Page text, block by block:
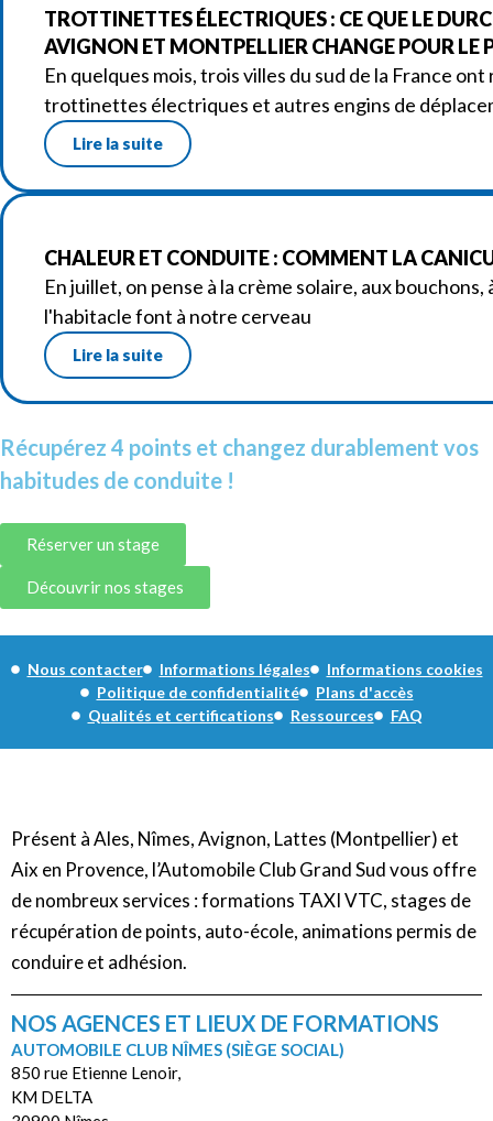
TROTTINETTES ÉLECTRIQUES : CE QUE LE
AVIGNON ET MONTPELLIER CHANGE POUR LE
En quelques mois, trois villes du sud de la France
trottinettes électriques et autres engins de
Lire la suite
CHALEUR ET CONDUITE : COMMENT LA
En juillet, on pense à la crème solaire, aux
l'habitacle font à notre cerveau
Lire la suite
Récupérez 4 points et changez durablement vos
habitudes de conduite !
Réserver un stage
Découvrir nos stages
Nous contacter Informations légales
Informations cookies
Politique de confidentialité
Plans d'accès
Qualités et certifications
Ressources FAQ
Présent à Ales, Nîmes, Avignon, Lattes (Montpellier) et
Aix en Provence, l’Automobile Club Grand Sud vous offre
de nombreux services : formations TAXI VTC, stages de
récupération de points, auto-école, animations permis de
conduire et adhésion.
NOS AGENCES ET LIEUX DE FORMATIONS
AUTOMOBILE CLUB NÎMES (SIÈGE SOCIAL)
850 rue Etienne Lenoir,
KM DELTA